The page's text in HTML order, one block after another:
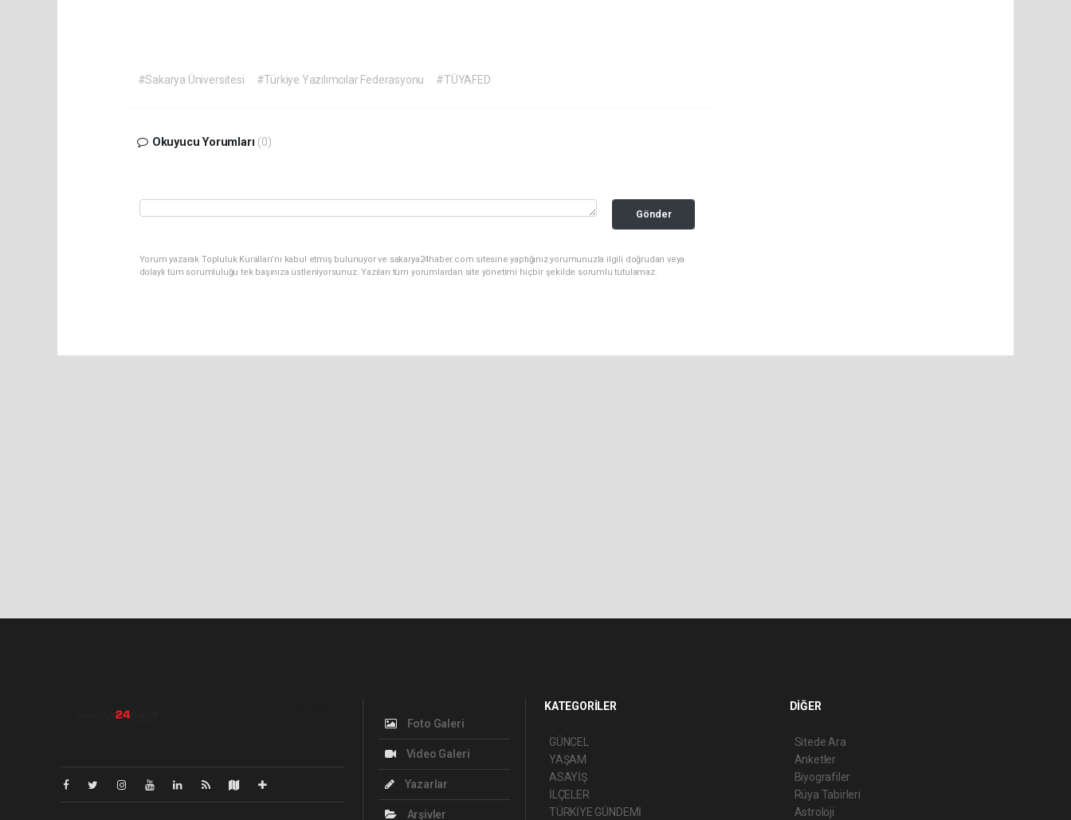
#Sakarya Üniversitesi #Türkiye Yazılımcılar Federasyonu #TÜYAFED
Okuyucu Yorumları (0)
Gönder
Yorum yazarak Topluluk Kuralları’nı kabul etmiş bulunuyor ve sakarya24haber.com sitesine yaptığınız yorumunuzla ilgili doğrudan veya
dolaylı tüm sorumluluğu tek başınıza üstleniyorsunuz. Yazılan tüm yorumlardan site yönetimi hiçbir şekilde sorumlu tutulamaz.
Foto Galeri
Video Galeri
Yazarlar
Arşivler
KATEGORİLER
GÜNCEL
YAŞAM
ASAYİŞ
İLÇELER
TÜRKİYE GÜNDEMİ
DİĞER
Sitede Ara
Anketler
Biyografiler
Rüya Tabirleri
Astroloji